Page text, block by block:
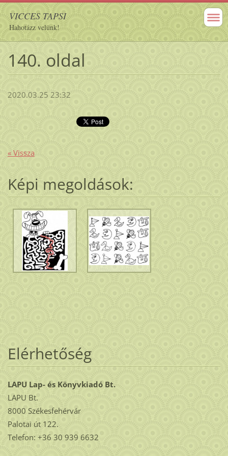
VICCES TAPSI
Hahotázz velünk!
140. oldal
2020.03.25 23:32
« Vissza
Képi megoldások:
Elérhetőség
LAPU Lap- és Könyvkiadó Bt.
LAPU Bt.
8000 Székesfehérvár
Palotai út 122.
Telefon: +36 30 939 6632